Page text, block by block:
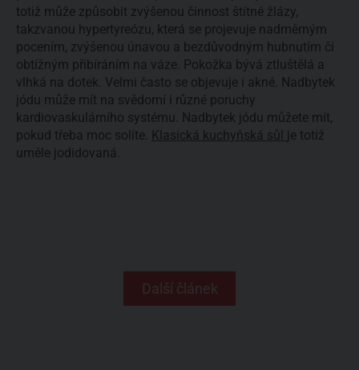
totiž může způsobit zvýšenou činnost štítné žlázy,
takzvanou hypertyreózu, která se projevuje nadměrným
pocením, zvýšenou únavou a bezdůvodným hubnutím či
obtížným přibíráním na váze. Pokožka bývá ztluštělá a
vlhká na dotek. Velmi často se objevuje i akné. Nadbytek
jódu může mít na svědomí i různé poruchy
kardiovaskulárního systému. Nadbytek jódu můžete mít,
pokud třeba moc solíte. Klasická kuchyňská sůl je totiž
uměle jodidovaná.
Další článek